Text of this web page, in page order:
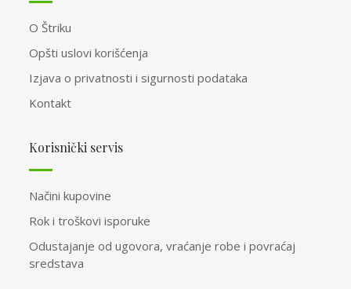
O Štriku
Opšti uslovi korišćenja
Izjava o privatnosti i sigurnosti podataka
Kontakt
Korisnički servis
Načini kupovine
Rok i troškovi isporuke
Odustajanje od ugovora, vraćanje robe i povraćaj
sredstava